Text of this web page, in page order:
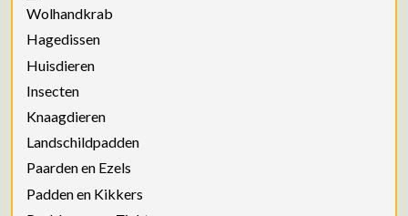
Wolhandkrab
Hagedissen
Huisdieren
Insecten
Knaagdieren
Landschildpadden
Paarden en Ezels
Padden en Kikkers